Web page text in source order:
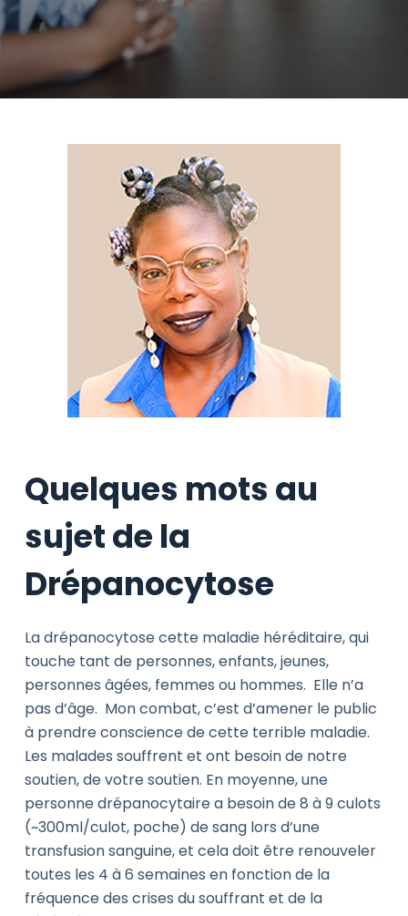
Quelques mots au
sujet de la
Drépanocytose
La drépanocytose cette maladie héréditaire, qui
touche tant de personnes, enfants, jeunes,
personnes âgées, femmes ou hommes. Elle n’a
pas d’âge. Mon combat, c’est d’amener le public
à prendre conscience de cette terrible maladie.
Les malades souffrent et ont besoin de notre
soutien, de votre soutien. En moyenne, une
personne drépanocytaire a besoin de 8 à 9 culots
(~300ml/culot, poche) de sang lors d’une
transfusion sanguine, et cela doit être renouveler
toutes les 4 à 6 semaines en fonction de la
fréquence des crises du souffrant et de la